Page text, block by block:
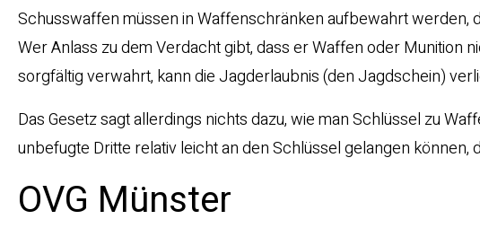
Schusswaffen müssen in Waffenschränken aufbewahrt werden,
Wer Anlass zu dem Verdacht gibt, dass er Waffen oder Munition
sorgfältig verwahrt, kann die Jagderlaubnis (den Jagdschein)
Das Gesetz sagt allerdings nichts dazu, wie man Schlüssel zu
unbefugte Dritte relativ leicht an den Schlüssel gelangen
OVG Münster